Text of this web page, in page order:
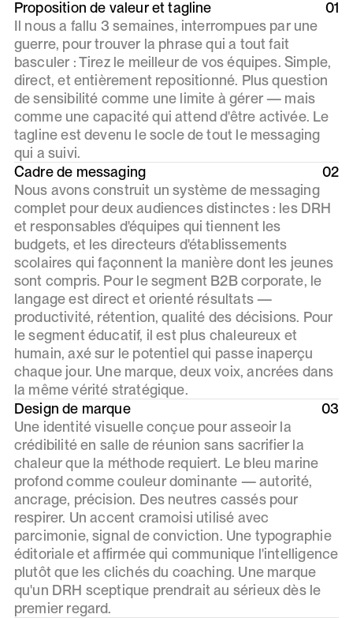
Proposition de valeur et tagline
01
Il nous a fallu 3 semaines, interrompues par une
guerre, pour trouver la phrase qui a tout fait
basculer : Tirez le meilleur de vos équipes. Simple,
direct, et entièrement repositionné. Plus question
de sensibilité comme une limite à gérer — mais
comme une capacité qui attend d'être activée. Le
tagline est devenu le socle de tout le messaging
qui a suivi.
Cadre de messaging
02
Nous avons construit un système de messaging
complet pour deux audiences distinctes : les DRH
et responsables d'équipes qui tiennent les
budgets, et les directeurs d'établissements
scolaires qui façonnent la manière dont les jeunes
sont compris. Pour le segment B2B corporate, le
langage est direct et orienté résultats —
productivité, rétention, qualité des décisions. Pour
le segment éducatif, il est plus chaleureux et
humain, axé sur le potentiel qui passe inaperçu
chaque jour. Une marque, deux voix, ancrées dans
la même vérité stratégique.
Design de marque
03
Une identité visuelle conçue pour asseoir la
crédibilité en salle de réunion sans sacrifier la
chaleur que la méthode requiert. Le bleu marine
profond comme couleur dominante — autorité,
ancrage, précision. Des neutres cassés pour
respirer. Un accent cramoisi utilisé avec
parcimonie, signal de conviction. Une typographie
éditoriale et affirmée qui communique l'intelligence
plutôt que les clichés du coaching. Une marque
qu'un DRH sceptique prendrait au sérieux dès le
premier regard.